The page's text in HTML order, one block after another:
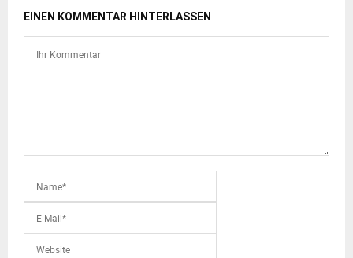
EINEN KOMMENTAR HINTERLASSEN